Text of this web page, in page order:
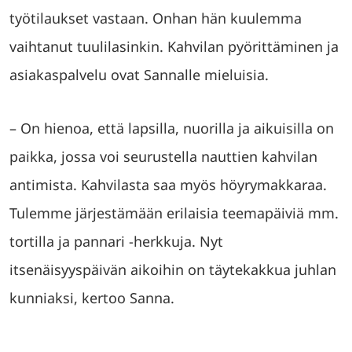
työtilaukset vastaan. Onhan hän kuulemma
vaihtanut tuulilasinkin. Kahvilan pyörittäminen ja
asiakaspalvelu ovat Sannalle mieluisia.
– On hienoa, että lapsilla, nuorilla ja aikuisilla on
paikka, jossa voi seurustella nauttien kahvilan
antimista. Kahvilasta saa myös höyrymakkaraa.
Tulemme järjestämään erilaisia teemapäiviä mm.
tortilla ja pannari -herkkuja. Nyt
itsenäisyyspäivän aikoihin on täytekakkua juhlan
kunniaksi, kertoo Sanna.